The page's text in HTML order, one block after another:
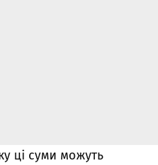
ці суми можуть